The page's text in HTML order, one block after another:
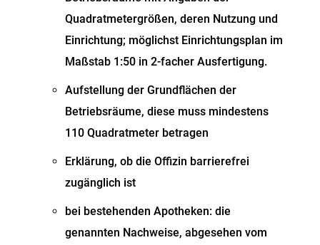
Quadratmetergrößen, deren Nutzung und
Einrichtung; möglichst Einrichtungsplan im
Maßstab 1:50 in 2-facher Ausfertigung.
Aufstellung der Grundflächen der
Betriebsräume, diese muss mindestens
110 Quadratmeter betragen
Erklärung, ob die Offizin barrierefrei
zugänglich ist
bei bestehenden Apotheken: die
genannten Nachweise, abgesehen vom